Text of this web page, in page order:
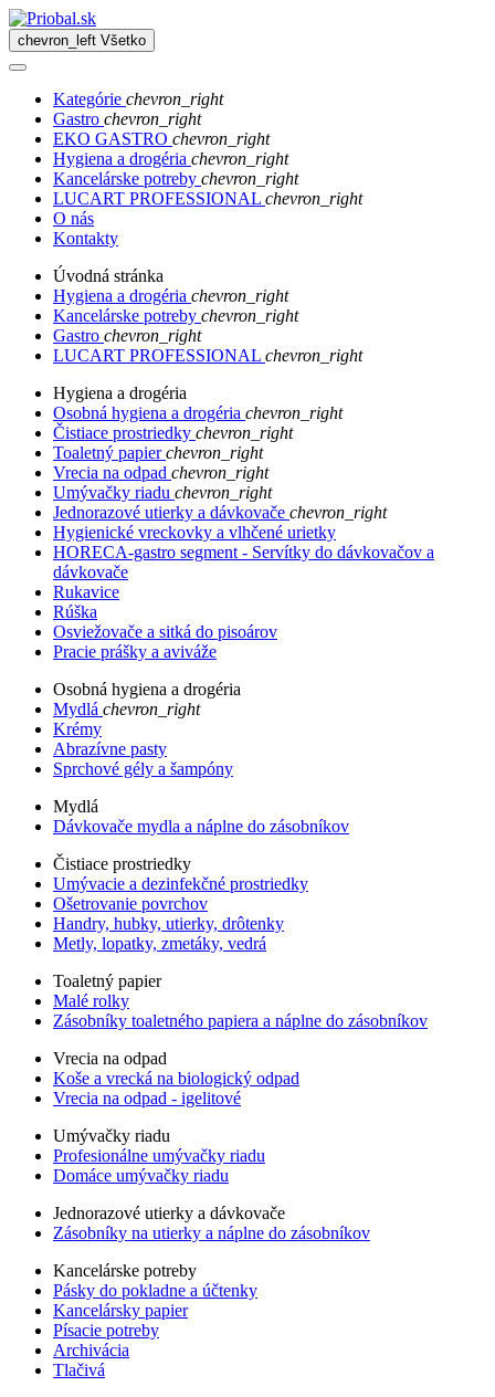
chevron_left Všetko
Kategórie chevron_right
Gastro chevron_right
EKO GASTRO chevron_right
Hygiena a drogéria chevron_right
Kancelárske potreby chevron_right
LUCART PROFESSIONAL chevron_right
O nás
Kontakty
Úvodná stránka
Hygiena a drogéria chevron_right
Kancelárske potreby chevron_right
Gastro chevron_right
LUCART PROFESSIONAL chevron_right
Hygiena a drogéria
Osobná hygiena a drogéria chevron_right
Čistiace prostriedky chevron_right
Toaletný papierchevron_right
Vrecia na odpad chevron_right
Umývačky riadu chevron_right
Jednorazové utierky a dávkovače chevron_right
Hygienické vreckovky a vlhčené urietky
HORECA-gastro segment - Servítky do dávkovačov a
dávkovače
Rukavice
Rúška
Osviežovače a sitká do pisoárov
Pracie prášky a aviváže
Osobná hygiena a drogéria
Mydlá chevron_right
Krémy
Abrazívne pasty
Sprchové gély a šampóny
Mydlá
Dávkovače mydla a náplne do zásobníkov
Čistiace prostriedky
Umývacie a dezinfekčné prostriedky
Ošetrovanie povrchov
Handry, hubky, utierky, drôtenky
Metly, lopatky, zmetáky, vedrá
Toaletný papier
Malé rolky
Zásobníky toaletného papiera a náplne do zásobníkov
Vrecia na odpad
Koše a vrecká na biologický odpad
Vrecia na odpad - igelitové
Umývačky riadu
Profesionálne umývačky riadu
Domáce umývačky riadu
Jednorazové utierky a dávkovače
Zásobníky na utierky a náplne do zásobníkov
Kancelárske potreby
Pásky do pokladne a účtenky
Kancelársky papier
Písacie potreby
Archivácia
Tlačivá